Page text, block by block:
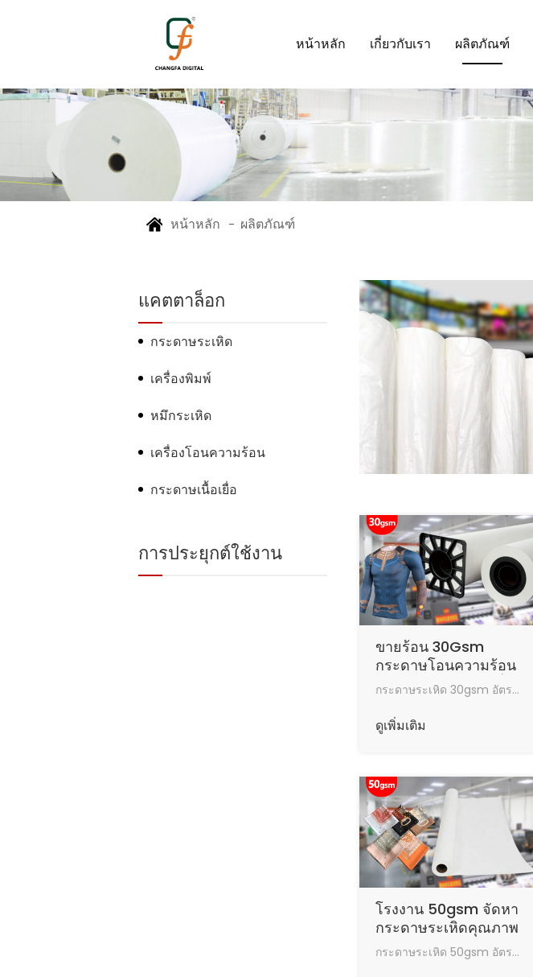
หน้าหลัก เกี่ยวกับเรา ผลิตภัณฑ์
หน้าหลัก - ผลิตภัณฑ์
แคตตาล็อก
กระดาษระเหิด
เครื่องพิมพ์
หมึกระเหิด
เครื่องโอนความร้อน
กระดาษเนื้อเยื่อ
การประยุกต์ใช้งาน
ขายร้อน 30Gsm
กระดาษโอนความร้อน
ระเหิดไม่ติดสำหรับสิ่ง
ทอพิมพ์ดิจิตอล
กระดาษระเหิด 30gsm อัตราการโอน 95% ผลการโอนความร้อนที่ดีปริมาณหมึกสูงสุดความเร็วในการอบแห้งที่รวดเร็วทำงานในสภาพที่ดี
ดูเพิ่มเติม
โรงงาน 50gsm จัดหา
กระดาษระเหิดคุณภาพ
สูง Jumbo Roll
กระดาษระเหิด 50gsm อัตราการถ่ายโอนผลการถ่ายโอนความร้อนที่ดีปริมาณหมึกสูงสุดความเร็วในการอบแห้งที่รวดเร็วทำงานในสภาพที่ดี